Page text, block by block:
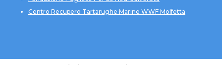
Centro Recupero Tartarughe Marine WWF Molfetta